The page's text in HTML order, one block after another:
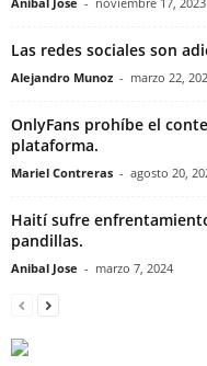
Las redes sociales son
Alejandro Munoz - marzo 22,
OnlyFans prohíbe el
plataforma.
Mariel Contreras - agosto 20,
Haití sufre
pandillas.
Anibal Jose - marzo 7, 2024